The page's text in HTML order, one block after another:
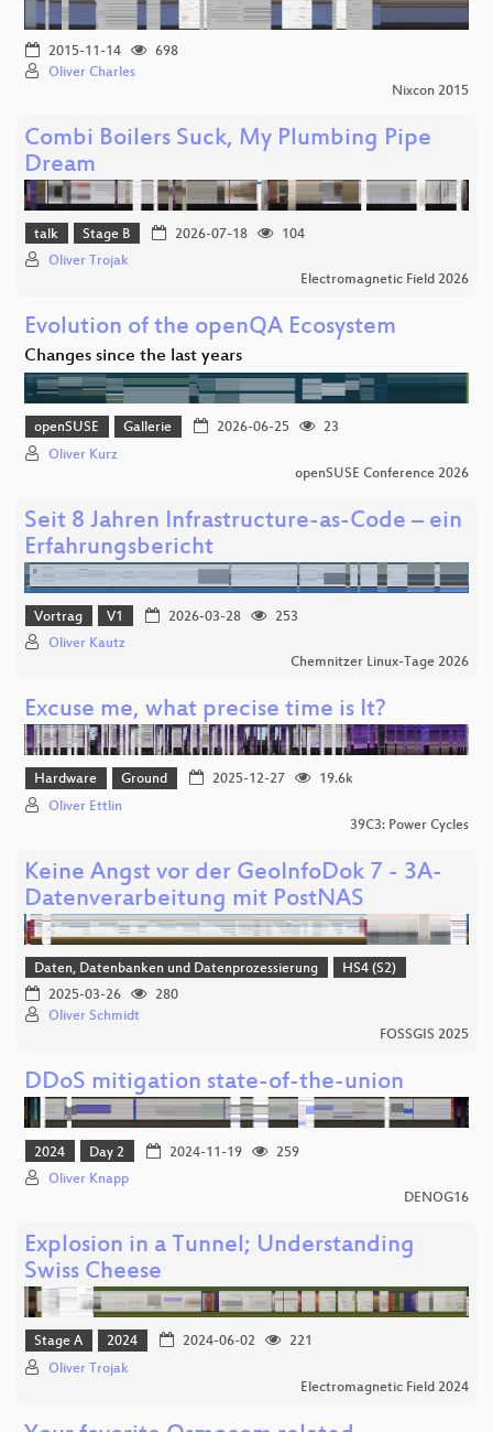
2015-11-14
698
Oliver Charles
Nixcon 2015
Combi Boilers Suck, My Plumbing Pipe
Dream
talk Stage B 2026-07-18
104
Oliver Trojak
Electromagnetic Field 2026
Evolution of the openQA Ecosystem
Changes since the last years
openSUSE Gallerie 2026-06-25
23
Oliver Kurz
openSUSE Conference 2026
Seit 8 Jahren Infrastructure-as-Code – ein
Erfahrungsbericht
Vortrag V1 2026-03-28
253
Oliver Kautz
Chemnitzer Linux-Tage 2026
Excuse me, what precise time is It?
Hardware Ground 2025-12-27
19.6k
Oliver Ettlin
39C3: Power Cycles
Keine Angst vor der GeoInfoDok 7 - 3A-
Datenverarbeitung mit PostNAS
Daten, Datenbanken und Datenprozessierung
HS4 (S2)
2025-03-26
280
Oliver Schmidt
FOSSGIS 2025
DDoS mitigation state-of-the-union
2024 Day 2 2024-11-19
259
Oliver Knapp
DENOG16
Explosion in a Tunnel; Understanding
Swiss Cheese
Stage A 2024 2024-06-02
221
Oliver Trojak
Electromagnetic Field 2024